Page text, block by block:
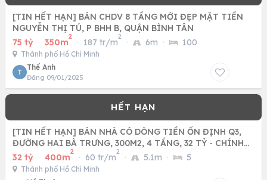
[TIN HẾT HẠN] BÁN CHDV 8 TẦNG MỚI ĐẸP MẶT TIỀN
NGUYỄN THỊ TÚ, P BHH B, QUẬN BÌNH TÂN
75 tỷ · 350m
2
· 187 tr/m
2
· 6m · 100
Thành phố Hồ Chí Minh
T
Thế Anh
Đăng 09/01/2025
[TIN HẾT HẠN] BÁN NHÀ CÓ DÒNG TIỀN ỔN ĐỊNH Q3,
ĐƯỜNG HAI BÀ TRƯNG, 300M2, 4 TẦNG, 32 TỶ - CHÍNH
CHỦ
32 tỷ · 400m
2
· 60 tr/m
2
· 5.1m · 5
Thành phố Hồ Chí Minh